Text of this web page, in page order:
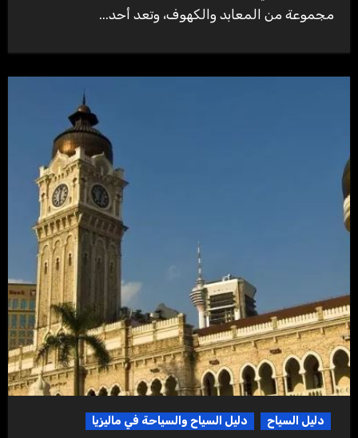
مجموعة من المعابد والكهوف، وتعد أحد...
دليل السياح دليل السياح والسياحة في ماليزيا